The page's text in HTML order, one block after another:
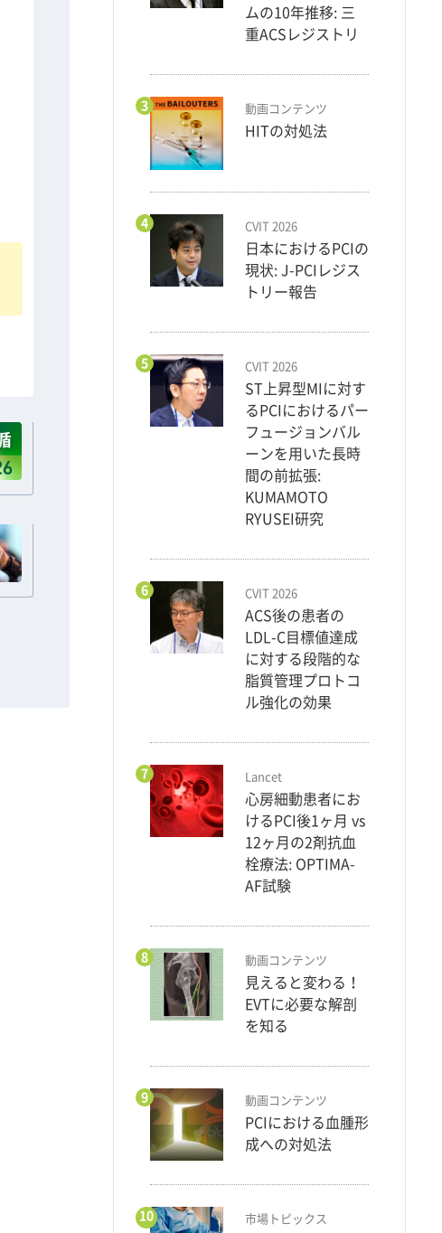
ムの10年推移: 三
重ACSレジストリ
3 動画コンテンツ
HITの対処法
4 CVIT 2026
日本におけるPCIの
現状: J-PCIレジス
トリー報告
5 CVIT 2026
ST上昇型MIに対す
るPCIにおけるパー
フュージョンバル
ーンを用いた長時
間の前拡張:
KUMAMOTO
RYUSEI研究
6 CVIT 2026
ACS後の患者の
LDL-C目標値達成
に対する段階的な
脂質管理プロトコ
ル強化の効果
7 Lancet
心房細動患者にお
けるPCI後1ヶ月 vs
12ヶ月の2剤抗血
栓療法: OPTIMA-
AF試験
8 動画コンテンツ
見えると変わる！
EVTに必要な解剖
を知る
9 動画コンテンツ
PCIにおける血腫形
成への対処法
10 市場トピックス